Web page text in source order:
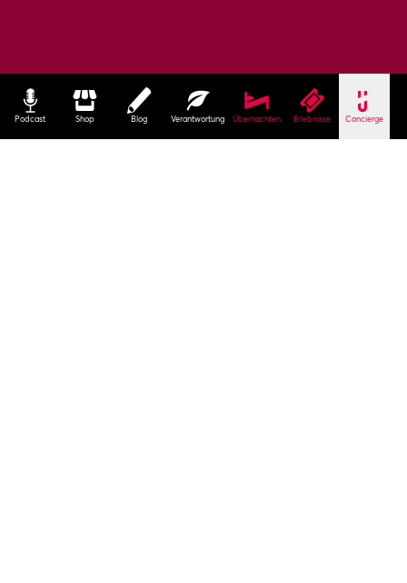
Podcast Shop Blog Verantwortung Übernachten Erlebnisse Concierge